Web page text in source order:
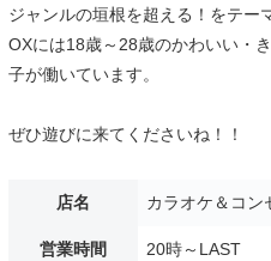
ジャンルの垣根を超える！をテー
OXには18歳～28歳のかわいい・
子が働いています。
ぜひ遊びに来てくださいね！！
店名 カラオケ＆コン
営業時間 20時～LAST